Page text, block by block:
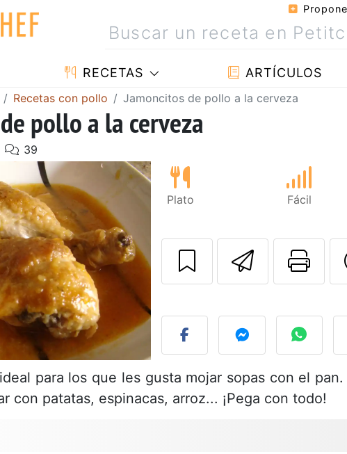
RECETAS ARTÍCULOS
Recetas con pollo Jamoncitos de pollo a la cerveza
pollo a la cerveza
Plato Fácil
Enviar
para los que les gusta mojar sopas con el
con patatas, espinacas, arroz... ¡Pega con todo!